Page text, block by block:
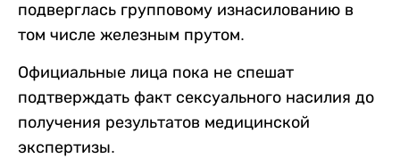
подверглась групповому изнасилованию в
том числе железным прутом.
Официальные лица пока не спешат
подтверждать факт сексуального насилия до
получения результатов медицинской
экспертизы.